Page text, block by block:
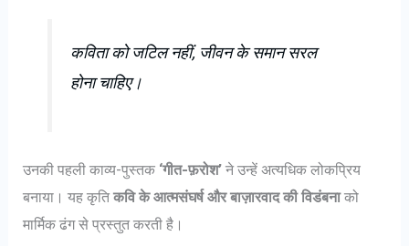
कविता को जटिल नहीं, जीवन के समान सरल
होना चाहिए।
उनकी पहली काव्य-पुस्तक ‘गीत-फ़रोश’ ने उन्हें अत्यधिक लोकप्रिय
बनाया। यह कृतिकवि के आत्मसंघर्ष और बाज़ारवाद की विडंबनाको
मार्मिक ढंग से प्रस्तुत करती है।